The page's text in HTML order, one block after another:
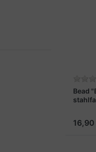
Bead